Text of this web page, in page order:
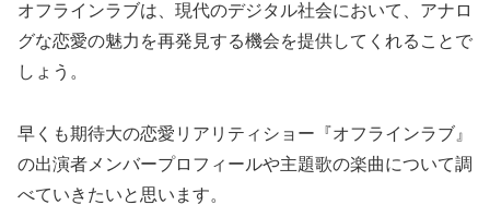
オフラインラブは、現代のデジタル社会において、アナロ
グな恋愛の魅力を再発見する機会を提供してくれることで
しょう。
早くも期待大の恋愛リアリティショー『オフラインラブ』
の出演者メンバープロフィールや主題歌の楽曲について調
べていきたいと思います。